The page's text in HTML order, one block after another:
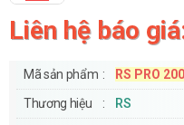
Liên hệ báo
Mã sản phẩm
RS PRO
Thương hiệu
RS